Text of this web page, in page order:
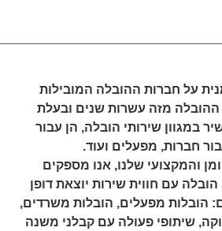
על חברות ההובלה המובילות
מזה עשרות שנים ובעלת
במגוון שירותי הובלה, הן עבור
חברות, מפעלים ועוד.
והמקצועי שלנו, אנו מספקים
עם חווית שירות יוצאת דופן
הכוללים: הובלות מפעלים, הובלות משרדים,
שיתופי פעולה עם קבלני משנה